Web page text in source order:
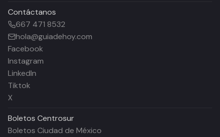
Contáctanos
667 471 8532
hola@guiadehoy.com
Facebook
Instagram
LinkedIn
Tiktok
X
Boletos Centrosur
Boletos Ciudad de México